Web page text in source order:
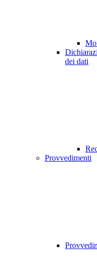
dei dati
Provvedimenti